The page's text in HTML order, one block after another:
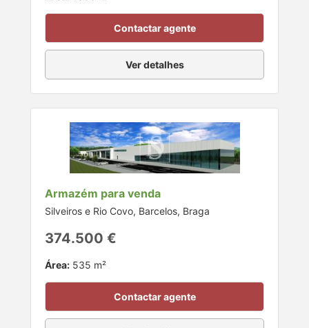
Contactar agente
Ver detalhes
Armazém para venda
Silveiros e Rio Covo, Barcelos, Braga
374.500 €
Área: 535 m²
Contactar agente